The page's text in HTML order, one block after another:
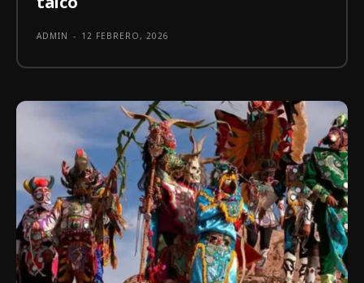
ADMIN - 12 FEBRERO, 2026